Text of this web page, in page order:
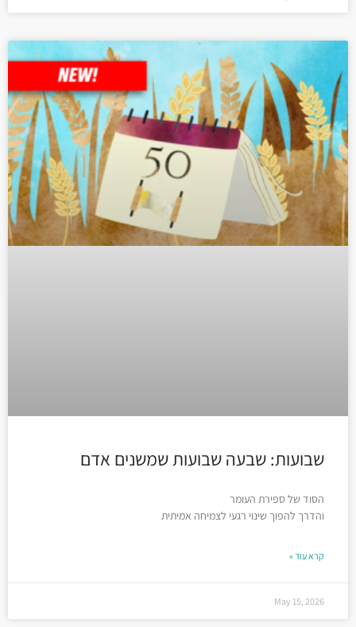
שבועות: שבעה שבועות שמשנים אדם
הסוד של ספירת העומר
והדרך להפוך שינוי רגעי לצמיחה אמיתית
קרא עוד »
May 15, 2026